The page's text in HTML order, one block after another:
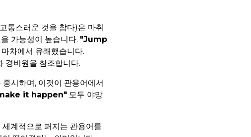
통스러운 것을 참다)은 마취
가능성이 높습니다. "Jump
차에서 유래했습니다.
경비원을 참조합니다.
시하며, 이것이 관용어에서
it happen" 모두 야망
계적으로 퍼지는 관용어를